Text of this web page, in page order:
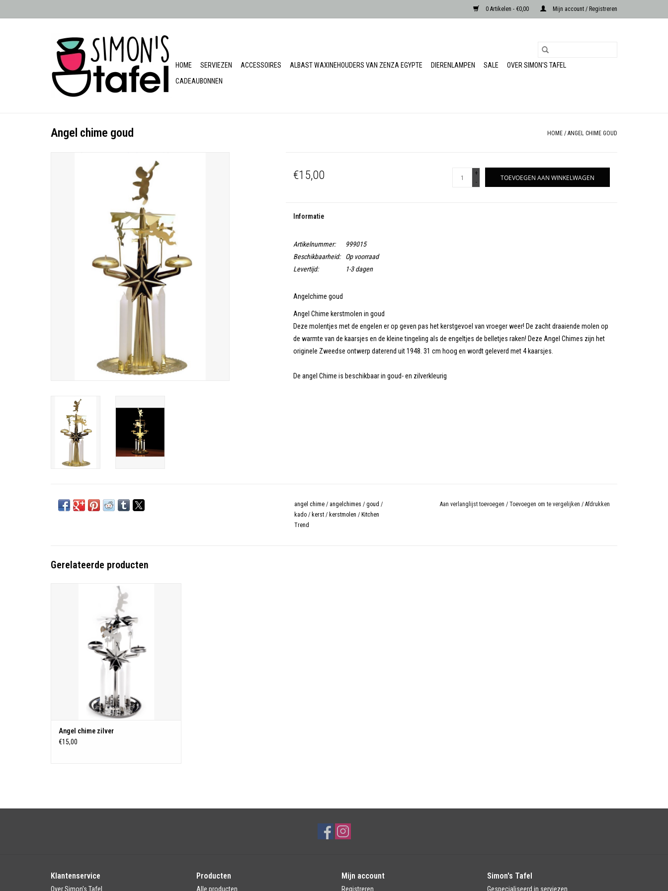
0 Artikelen - €0,00 Mijn account / Registreren
HOME SERVIEZEN ACCESSOIRES ALBAST WAXINEHOUDERS VAN ZENZA EGYPTE DIERENLAMPEN SALE
OVER SIMON'S TAFEL
CADEAUBONNEN
Angel chime goud HOME / ANGEL CHIME GOUD
€15,00
+
-
TOEVOEGEN AAN WINKELWAGEN
Informatie
Artikelnummer:
999015
Beschikbaarheid:
Op voorraad
Levertijd:
1-3 dagen
Angelchime goud
Angel Chime kerstmolen in goud
Deze molentjes met de engelen er op geven pas het kerstgevoel van vroeger weer! De zacht draaiende molen op
de warmte van de kaarsjes en de kleine tingeling als de engeltjes de belletjes raken! Deze Angel Chimes zijn het
originele Zweedse ontwerp daterend uit 1948. 31 cm hoog en wordt geleverd met 4 kaarsjes.
De angel Chime is beschikbaar in goud- en zilverkleurig
angel chime / angelchimes / goud /
kado / kerst / kerstmolen / Kitchen
Trend
Aan verlanglijst toevoegen / Toevoegen om te vergelijken / Afdrukken
Gerelateerde producten
Angel chime zilver
TOEVOEGEN AAN WINKELWAGEN
Angel chime zilver
€15,00
Klantenservice
Over Simon's Tafel
Producten
Alle producten
Mijn account
Registreren
Simon's Tafel
Gespecialiseerd in serviezen.